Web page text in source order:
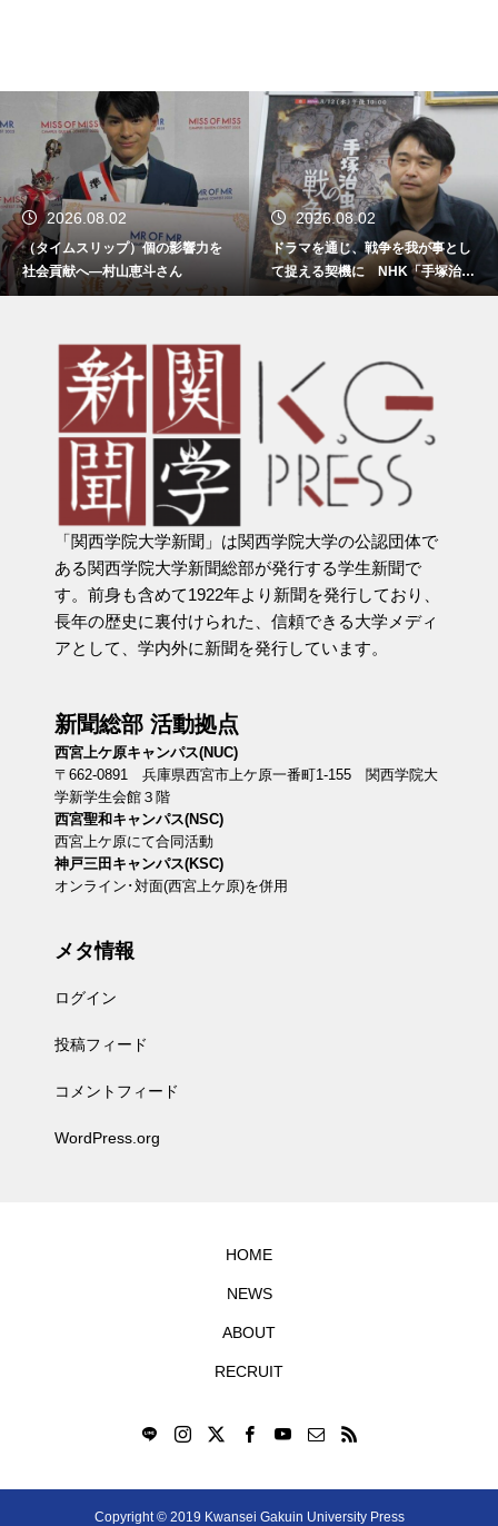
2026.08.02
（タイムスリップ）個の影響力を
社会貢献へ―村山恵斗さん
2026.08.02
ドラマを通じ、戦争を我が事とし
て捉える契機に NHK「手塚治虫
の戦争」
「関西学院大学新聞」は関西学院大学の公認団体で
ある関西学院大学新聞総部が発行する学生新聞で
す。前身も含めて1922年より新聞を発行しており、
長年の歴史に裏付けられた、信頼できる大学メディ
アとして、学内外に新聞を発行しています。
新聞総部 活動拠点
西宮上ケ原キャンパス(NUC)
〒662-0891 兵庫県西宮市上ケ原一番町1-155 関西学院大
学新学生会館３階
西宮聖和キャンパス(NSC)
西宮上ケ原にて合同活動
神戸三田キャンパス(KSC)
オンライン･対面(西宮上ケ原)を併用
メタ情報
ログイン
投稿フィード
コメントフィード
WordPress.org
HOME
NEWS
ABOUT
RECRUIT
Copyright © 2019 Kwansei Gakuin University Press